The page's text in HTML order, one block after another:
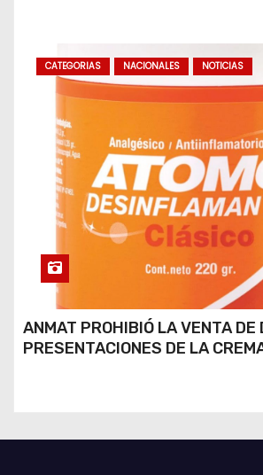
CATEGORIAS NACIONALES NOTICIAS
ANMAT PROHIBIÓ LA VENTA DE
PRESENTACIONES DE LA